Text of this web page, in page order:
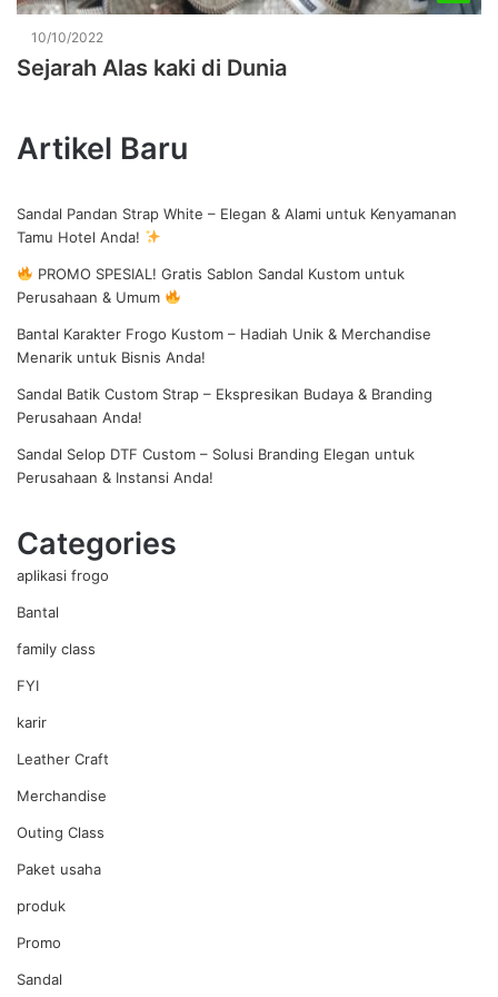
10/10/2022
Sejarah Alas kaki di Dunia
Artikel Baru
Sandal Pandan Strap White – Elegan & Alami untuk Kenyamanan
Tamu Hotel Anda!
PROMO SPESIAL! Gratis Sablon Sandal Kustom untuk
Perusahaan & Umum
Bantal Karakter Frogo Kustom – Hadiah Unik & Merchandise
Menarik untuk Bisnis Anda!
Sandal Batik Custom Strap – Ekspresikan Budaya & Branding
Perusahaan Anda!
Sandal Selop DTF Custom – Solusi Branding Elegan untuk
Perusahaan & Instansi Anda!
Categories
aplikasi frogo
Bantal
family class
FYI
karir
Leather Craft
Merchandise
Outing Class
Paket usaha
produk
Promo
Sandal